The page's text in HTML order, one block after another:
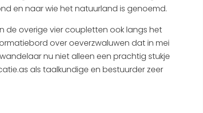
De leukste routes
Interactieve plattegrond van
Sneek
Winkelen in Sneek
Bootverhuur
en naar wie het natuurland is genoemd.
de overige vier coupletten ook langs het
over oeverzwaluwen dat in mei
nu niet alleen een prachtig stukje
als taalkundige en bestuurder zeer